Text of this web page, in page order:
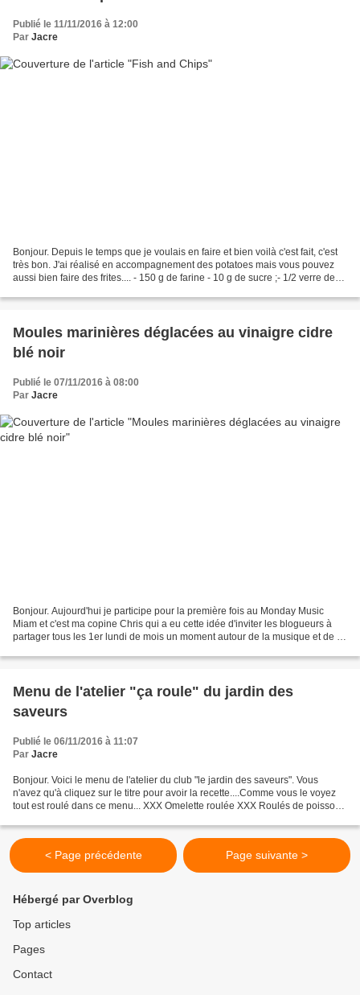
Publié le 11/11/2016 à 12:00
Par Jacre
Bonjour. Depuis le temps que je voulais en faire et bien voilà c'est fait, c'est
très bon. J'ai réalisé en accompagnement des potatoes mais vous pouvez
aussi bien faire des frites.... - 150 g de farine - 10 g de sucre ;- 1/2 verre de
Moules marinières déglacées au vinaigre cidre
blé noir
Publié le 07/11/2016 à 08:00
Par Jacre
Bonjour. Aujourd'hui je participe pour la première fois au Monday Music
Miam et c'est ma copine Chris qui a eu cette idée d'inviter les blogueurs à
partager tous les 1er lundi de mois un moment autour de la musique et de la
Menu de l'atelier "ça roule" du jardin des
saveurs
Publié le 06/11/2016 à 11:07
Par Jacre
Bonjour. Voici le menu de l'atelier du club "le jardin des saveurs". Vous
n'avez qu'à cliquez sur le titre pour avoir la recette....Comme vous le voyez
tout est roulé dans ce menu... XXX Omelette roulée XXX Roulés de poisson
< Page précédente Page suivante >
Hébergé par Overblog
Top articles
Pages
Contact